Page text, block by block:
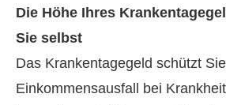
Die Höhe Ihres
Sie selbst
Das Krankentagegeld schützt
Einkommensausfall bei